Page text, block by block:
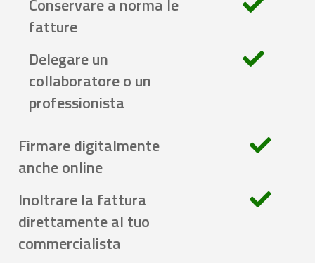
Conservare a norma le
fatture
Delegare un
collaboratore o un
professionista
Firmare digitalmente
anche online
Inoltrare la fattura
direttamente al tuo
commercialista